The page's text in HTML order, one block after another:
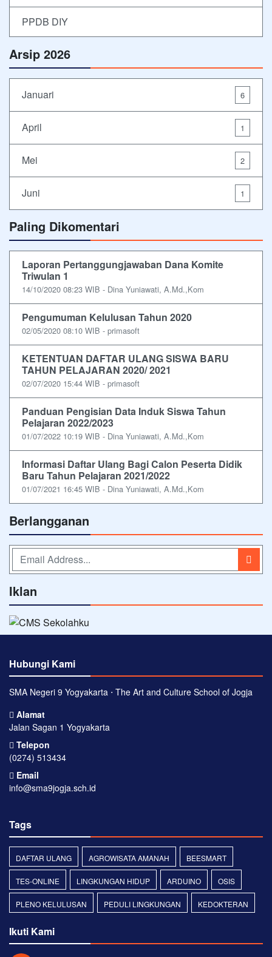
PPDB DIY
Arsip 2026
Januari 6
April 1
Mei 2
Juni 1
Paling Dikomentari
Laporan Pertanggungjawaban Dana Komite
Triwulan 1
14/10/2020 08:23 WIB - Dina Yuniawati, A.Md.,Kom
Pengumuman Kelulusan Tahun 2020
02/05/2020 08:10 WIB - primasoft
KETENTUAN DAFTAR ULANG SISWA BARU
TAHUN PELAJARAN 2020/ 2021
02/07/2020 15:44 WIB - primasoft
Panduan Pengisian Data Induk Siswa Tahun
Pelajaran 2022/2023
01/07/2022 10:19 WIB - Dina Yuniawati, A.Md.,Kom
Informasi Daftar Ulang Bagi Calon Peserta Didik
Baru Tahun Pelajaran 2021/2022
01/07/2021 16:45 WIB - Dina Yuniawati, A.Md.,Kom
Berlangganan
Iklan
Hubungi Kami
SMA Negeri 9 Yogyakarta ⋅ The Art and Culture School of Jogja
Alamat
Jalan Sagan 1 Yogyakarta
Telepon
(0274) 513434
Email
info@sma9jogja.sch.id
Tags
DAFTAR ULANG AGROWISATA AMANAH BEESMART
TES-ONLINE LINGKUNGAN HIDUP ARDUINO OSIS
PLENO KELULUSAN PEDULI LINGKUNGAN KEDOKTERAN
Ikuti Kami